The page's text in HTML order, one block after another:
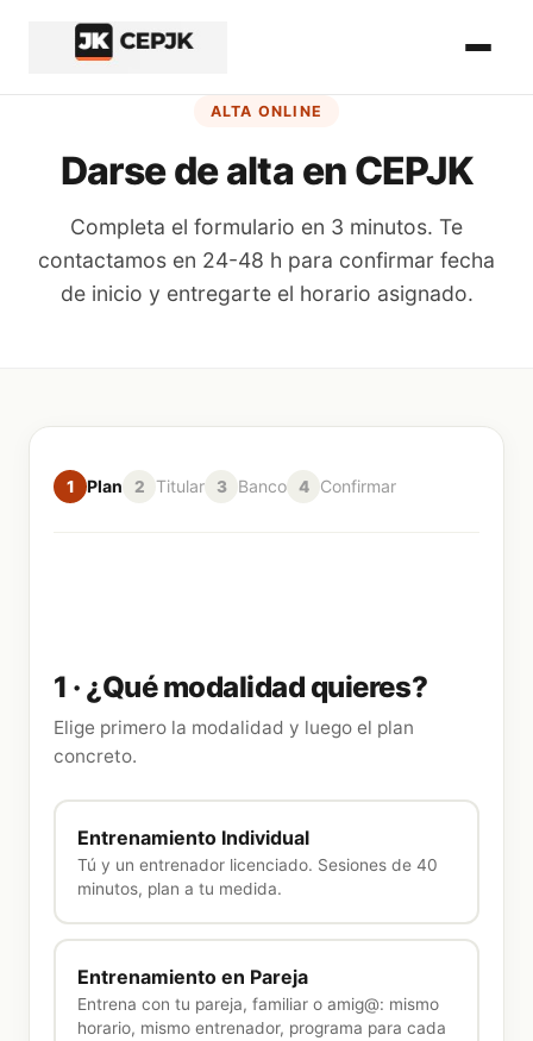
ALTA ONLINE
Darse de alta en CEPJK
Completa el formulario en 3 minutos. Te
contactamos en 24-48 h para confirmar fecha
de inicio y entregarte el horario asignado.
Paso1de 4
1 Plan 2 Titular 3 Banco 4 Confirmar
1 · ¿Qué modalidad quieres?
Elige primero la modalidad y luego el plan
concreto.
Entrenamiento Individual
Tú y un entrenador licenciado. Sesiones de 40
minutos, plan a tu medida.
Entrenamiento en Pareja
Entrena con tu pareja, familiar o amig@: mismo
horario, mismo entrenador, programa para cada